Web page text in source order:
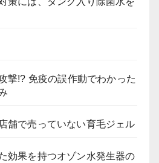
撃!? 免疫の誤作動でわかった
舗で売っていない育毛ジェル
効果を持つオゾン水発生器の